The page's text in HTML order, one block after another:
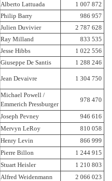
Alberto Lattuada
1 007 872
Philip Barry
986 957
Julien Duvivier
2 787 628
Ray Milland
833 535
Jesse Hibbs
1 022 556
Giuseppe De Santis
1 288 246
Jean Devaivre 1 304 750
Michael Powell /
Emmerich Pressburger
978 470
Joseph Pevney
946 616
Mervyn LeRoy
810 058
Henry Levin
866 999
Pierre Billon
1 244 915
Stuart Heisler
1 210 803
Alfred Weidenmann 2 066 023